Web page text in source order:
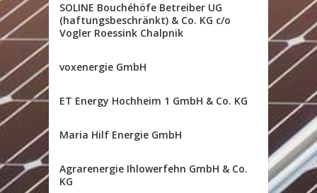
SOLINE Bouchéhöfe Betreiber UG
(haftungsbeschränkt) & Co. KG c/o
Vogler Roessink Chalpnik
voxenergie GmbH
ET Energy Hochheim 1 GmbH & Co. KG
Maria Hilf Energie GmbH
Agrarenergie Ihlowerfehn GmbH & Co.
KG